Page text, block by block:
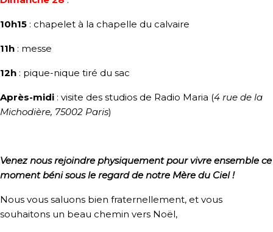
10h15 : chapelet à la chapelle du calvaire
11h : messe
12h : pique-nique tiré du sac
Après-midi : visite des studios de Radio Maria (4 rue de la
Michodière, 75002 Paris)
Venez nous rejoindre physiquement pour vivre ensemble ce
moment béni sous le regard de notre Mère du Ciel !
Nous vous saluons bien fraternellement, et vous
souhaitons un beau chemin vers Noël,